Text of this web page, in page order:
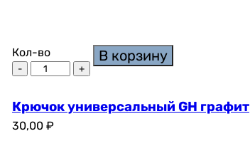
Кол-во В корзину
Крючок универсальный GH графит
30,00 ₽